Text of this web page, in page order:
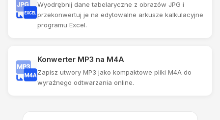
Wyodrębnij dane tabelaryczne z obrazów JPG i
przekonwertuj je na edytowalne arkusze kalkulacyjne
programu Excel.
Konwerter MP3 na M4A
Zapisz utwory MP3 jako kompaktowe pliki M4A do
wyraźnego odtwarzania online.